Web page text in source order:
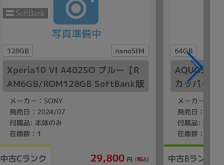
128GB nanoSIM
Xperia10 VI A402SO ブルー【R
AM6GB/ROM128GB SoftBank版
SIMフリー】
メーカー：SONY
発売日：2024/07
付属品: 本体のみ
在庫数：1
中古Cランク 29,800 円 (税込)
64GB
AQUOS
カッパー【
メーカー：
発売日：
付属品: 本体
在庫数：1
中古Bランク